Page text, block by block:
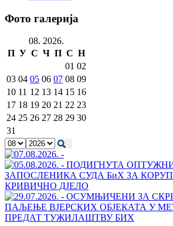
Фото галерија
08. 2026.
П У С Ч П С Н
01 02
03 04 05 06 07 08 09
10 11 12 13 14 15 16
17 18 19 20 21 22 23
24 25 26 27 28 29 30
31